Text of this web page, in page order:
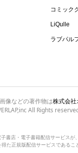
コミック
LiQulle
ラブパル
像などの著作物は株式会社
All Rights
書店・電子書籍配信サービスが
た正規版配信サービスである